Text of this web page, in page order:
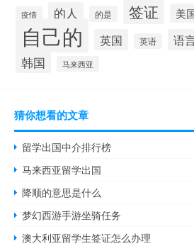
疫情 的人 的是 签证 美
自己的 英国 英语 语
韩国 马来西亚
猜你想看的文章
留学出国中介排行榜
马来西亚留学出国
降顺的意思是什么
梦幻西游手游坐骑任务
澳大利亚留学生签证怎么办理